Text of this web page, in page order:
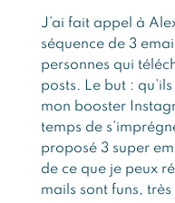
J’ai fait appel à
séquence de 3
personnes qui
posts. Le but :
mon booster
temps de
proposé 3 super
de ce que je peux
mails sont funs,